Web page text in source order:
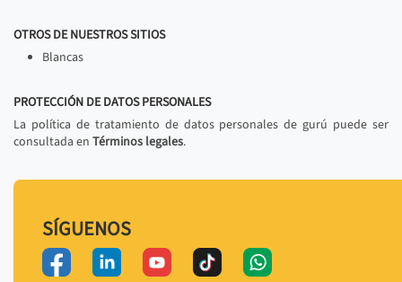
OTROS DE NUESTROS SITIOS
Blancas
PROTECCIÓN DE DATOS PERSONALES
La política de tratamiento de datos personales de gurú puede ser
consultada en Términos legales.
SÍGUENOS